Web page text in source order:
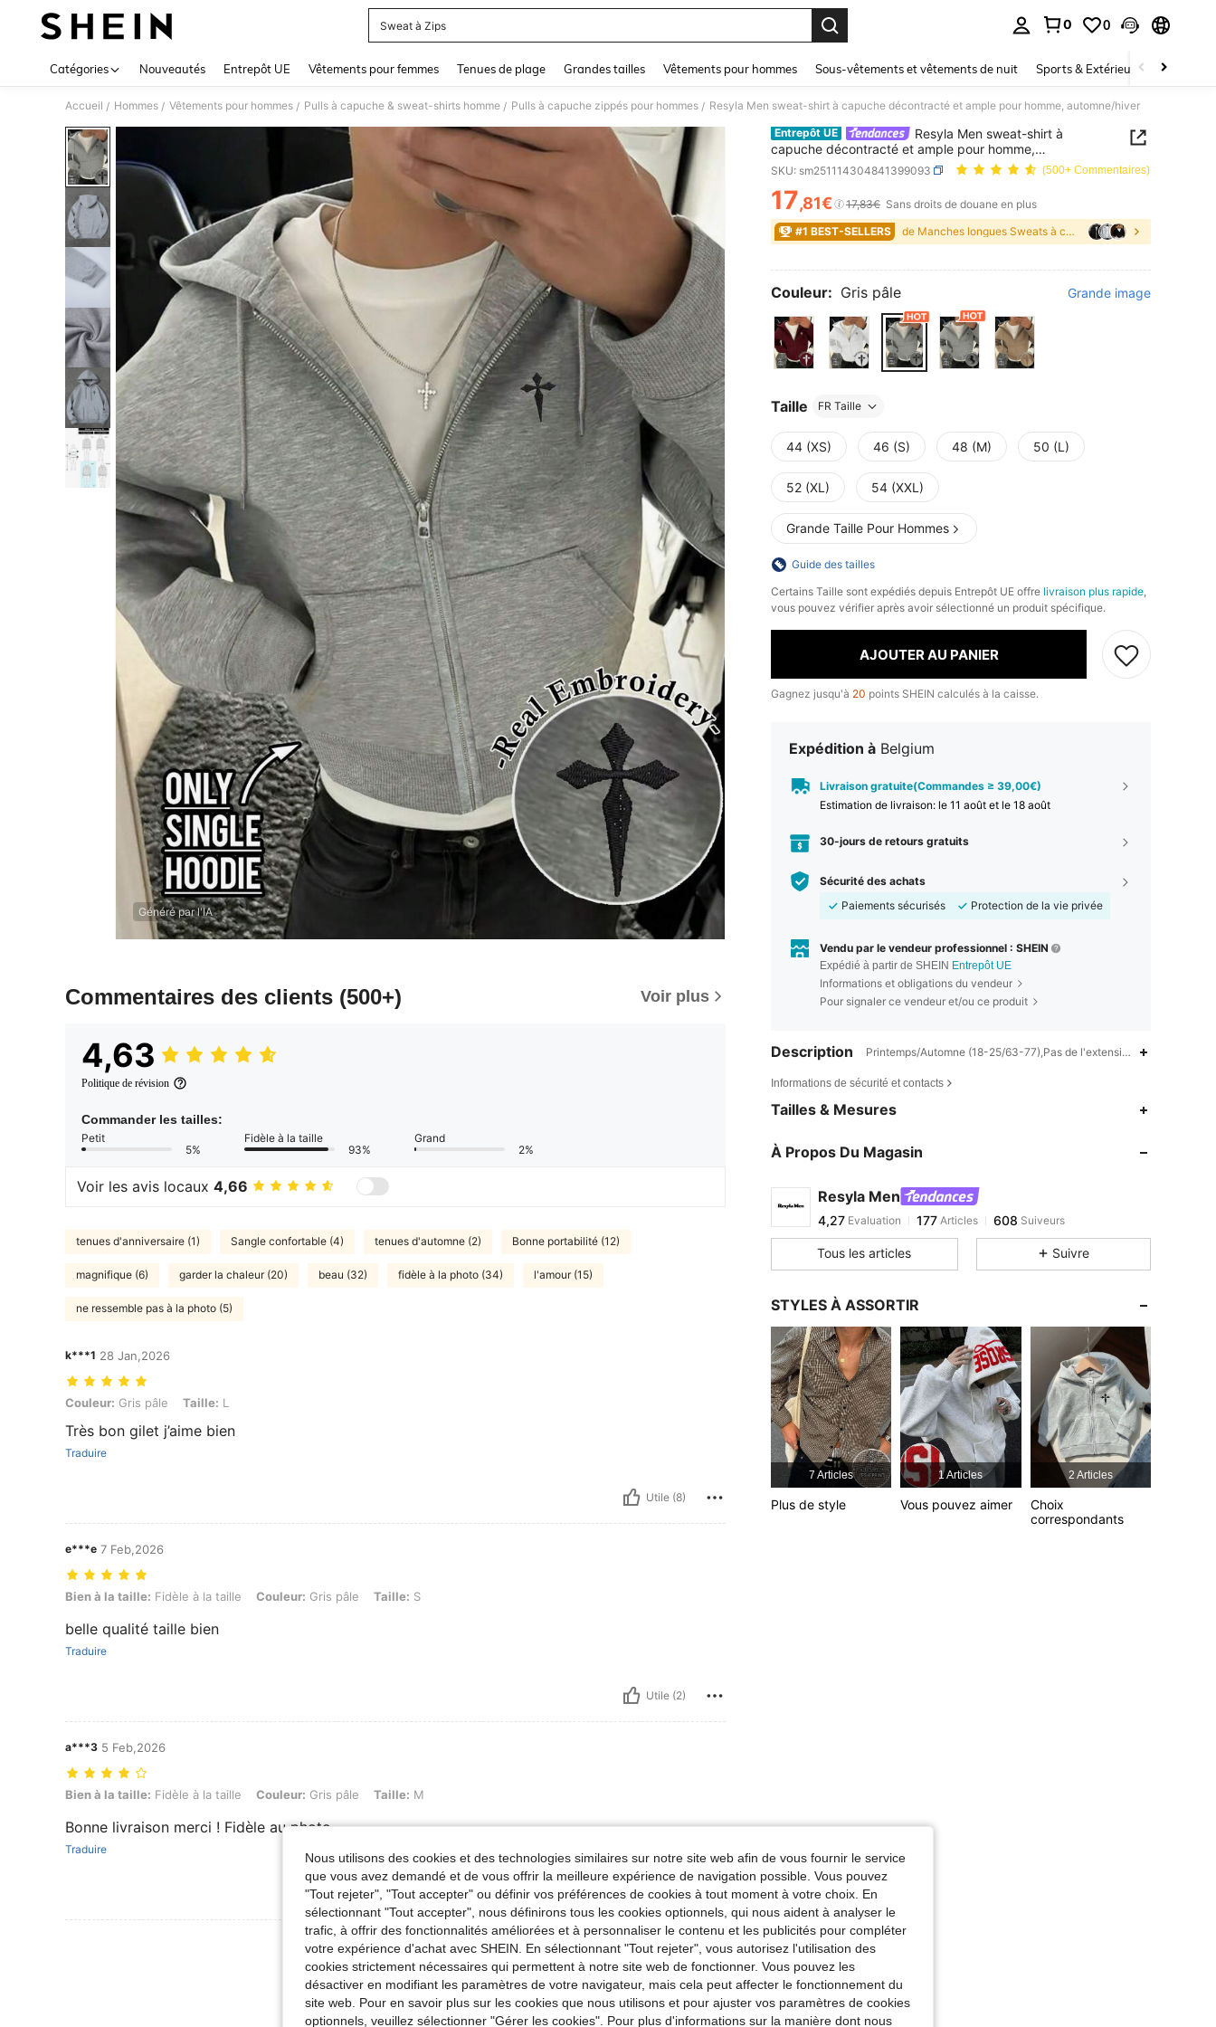
Sweat à Zips
0 0
Catégories Nouveautés Entrepôt UE Vêtements pour femmes Tenues de plage Grandes tailles Vêtements pour hommes Sous-vêtements et vêtements de nuit Sports & Extérieur Enfants
Accueil / Hommes / Vêtements pour hommes / Pulls à capuche & sweat-shirts homme / Pulls à capuche zippés pour hommes / Resyla Men sweat-shirt à capuche décontracté et ample pour homme, automne/hiver
Généré par l'IA
Commentaires des clients (500+) Voir plus
4,63
Politique de révision
Commander les tailles:
Petit
5%
Fidèle à la taille
93%
Grand
2%
Voir les avis locaux 4,66
tenues d'anniversaire (1) Sangle confortable (4) tenues d'automne (2) Bonne portabilité (12)
magnifique (6) garder la chaleur (20) beau (32) fidèle à la photo (34) l'amour (15)
ne ressemble pas à la photo (5)
k***1 28 Jan,2026
Couleur: Gris pâle, Taille: L
Couleur: Gris pâle Taille: L
Très bon gilet j’aime bien
Traduire
Utile (8)
e***e 7 Feb,2026
Bien à la taille: Fidèle à la taille, Couleur: Gris pâle, Taille: S
Bien à la taille: Fidèle à la taille Couleur: Gris pâle Taille: S
belle qualité taille bien
Traduire
Utile (2)
a***3 5 Feb,2026
Bien à la taille: Fidèle à la taille, Couleur: Gris pâle, Taille: M
Bien à la taille: Fidèle à la taille Couleur: Gris pâle Taille: M
Bonne livraison merci ! Fidèle au photo
Traduire
Utile (1)
Voir Plus D'avis
Entrepôt UE
Resyla Men sweat-shirt à
capuche décontracté et ample pour homme,
automne/hiver
SKU: sm251114304841399093 (500+ Commentaires)
PRICE AND AVAILABILITY
17,81€ 17,83€ Sans droits de douane en plus
#1 BEST-SELLERS
de Manches longues Sweats à capuche zippés pour ho
Couleur: Gris pâle Grande image
Taille FR Taille
44 (XS) 46 (S) 48 (M) 50 (L)
52 (XL) 54 (XXL)
Grande Taille Pour Hommes
Guide des tailles
​Certains Taille sont expédiés depuis Entrepôt UE offre livraison plus rapide,
vous pouvez vérifier après avoir sélectionné un produit spécifique.
AJOUTER AU PANIER
Gagnez jusqu'à 20 points SHEIN calculés à la caisse.
Expédition à Belgium
Livraison gratuite(Commandes ≥ 39,00€)
Estimation de livraison: le 11 août et le 18 août
30-jours de retours gratuits
Sécurité des achats
Paiements sécurisés
Protection de la vie privée
Vendu par le vendeur professionnel : SHEIN
Expédié à partir de SHEIN Entrepôt UE
Informations et obligations du vendeur
Pour signaler ce vendeur et/ou ce produit
Description Printemps/Automne (18-25/63-77),Pas de l'extensibilité,Géométrique
Informations de sécurité et contacts
Tailles & Mesures
À Propos Du Magasin
Resyla Men
4,27
177
4,27Evaluation 177Articles
S***aest en train de naviguer
4,27
4,27
177
4,27
177 608
Tous les articles Suivre
STYLES À ASSORTIR
7 Articles
Plus de style
1 Articles
Vous pouvez aimer
2 Articles
Choix
correspondants
Nous utilisons des cookies et des technologies similaires sur notre site web afin de vous fournir le service
que vous avez demandé et de vous offrir la meilleure expérience de navigation possible. Vous pouvez
"Tout rejeter", "Tout accepter" ou définir vos préférences de cookies à tout moment à votre choix. En
sélectionnant "Tout accepter", nous définirons tous les cookies optionnels, qui nous aident à analyser le
trafic, à offrir des fonctionnalités améliorées et à personnaliser le contenu et les publicités pour compléter
votre expérience d'achat avec SHEIN. En sélectionnant "Tout rejeter", vous autorisez l'utilisation des
cookies strictement nécessaires qui permettent à notre site web de fonctionner. Vous pouvez les
désactiver en modifiant les paramètres de votre navigateur, mais cela peut affecter le fonctionnement du
site web. Pour en savoir plus sur les cookies que nous utilisons et pour ajuster vos paramètres de cookies
optionnels, veuillez sélectionner "Gérer les cookies". Pour plus d'informations sur la manière dont nous